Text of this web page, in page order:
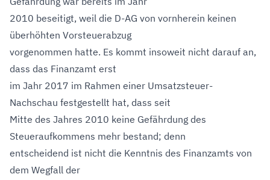
2010 beseitigt, weil die D-AG von vornherein keinen
überhöhten Vorsteuerabzug
vorgenommen hatte. Es kommt insoweit nicht darauf an,
dass das Finanzamt erst
im Jahr 2017 im Rahmen einer Umsatzsteuer-
Nachschau festgestellt hat, dass seit
Mitte des Jahres 2010 keine Gefährdung des
Steueraufkommens mehr bestand; denn
entscheidend ist nicht die Kenntnis des Finanzamts von
dem Wegfall der